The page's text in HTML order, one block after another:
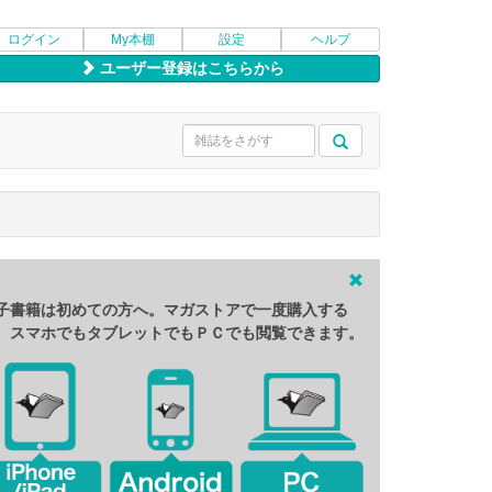
ログイン My本棚 設定 ヘルプ
ユーザー登録はこちらから
書籍は初めての方へ。マガストアで一度購入する
スマホでもタブレットでもＰＣでも閲覧できます。